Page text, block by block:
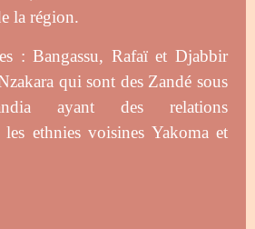
la région.
: Bangassu, Rafaï et Djabbir
qui sont des Zandé sous
ayant des relations
les ethnies voisines Yakoma et